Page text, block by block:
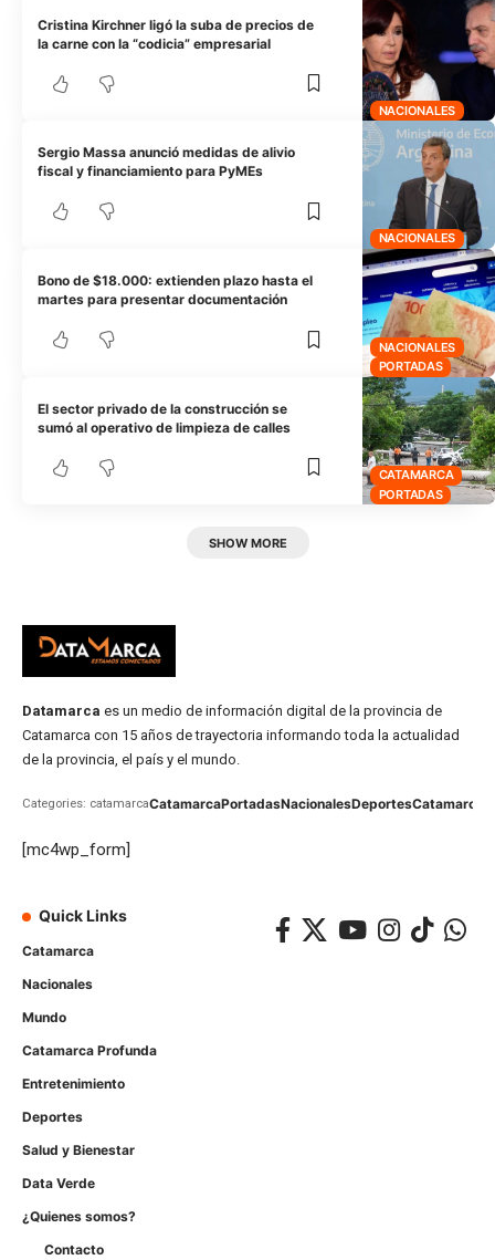
NACIONALES
Cristina Kirchner ligó la suba de precios de
la carne con la “codicia” empresarial
NACIONALES
Sergio Massa anunció medidas de alivio
fiscal y financiamiento para PyMEs
NACIONALES
PORTADAS
Bono de $18.000: extienden plazo hasta el
martes para presentar documentación
CATAMARCA
PORTADAS
El sector privado de la construcción se
sumó al operativo de limpieza de calles
SHOW MORE
Datamarca es un medio de información digital de la provincia de
Catamarca con 15 años de trayectoria informando toda la actualidad
de la provincia, el país y el mundo.
Categories: catamarcaCatamarcaPortadasNacionalesDeportesCatamarca
[mc4wp_form]
Quick Links
Catamarca
Nacionales
Mundo
Catamarca Profunda
Entretenimiento
Deportes
Salud y Bienestar
Data Verde
¿Quienes somos?
Contacto